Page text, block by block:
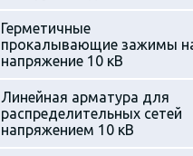
Герметичные
прокалывающие зажимы
напряжение 10 кВ
Линейная арматура для
распределительных сетей
напряжением 10 кВ